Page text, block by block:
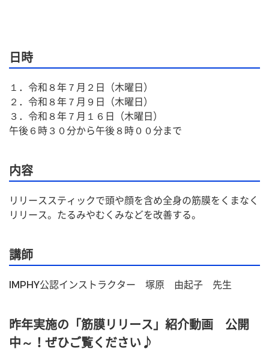
日時
１．令和８年７月２日（木曜日）
２．令和８年７月９日（木曜日）
３．令和８年７月１６日（木曜日）
午後６時３０分から午後８時００分まで
内容
リリーススティックで頭や顔を含め全身の筋膜をくまなく
リリース。たるみやむくみなどを改善する。
講師
IMPHY公認インストラクター　塚原　由起子　先生
昨年実施の「筋膜リリース」紹介動画 公開
中～！ぜひご覧ください♪